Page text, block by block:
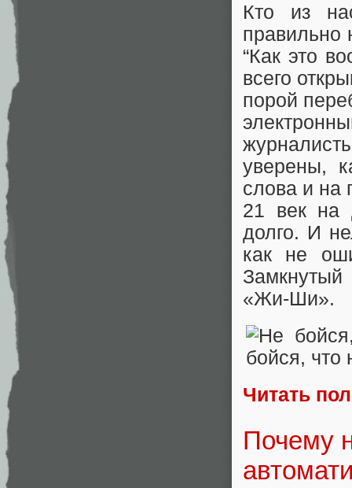
Кто из
правильно
“Как это
всего
порой
уверены,
слова и на
21 век на
долго. И
как не
Замкнутый
«Жи-Ши».
Читать
Почему